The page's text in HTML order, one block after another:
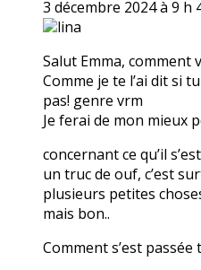
3 décembre 2024 à 9 h
lina
Salut Emma, comment
Comme je te l’ai dit si
pas! genre vrm
Je ferai de mon mieux
concernant ce qu’il
un truc de ouf, c’est
plusieurs petites
mais bon..
Comment s’est passée